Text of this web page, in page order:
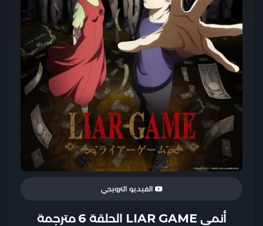
الفيديو الترويجي
أنمي LIAR GAME الحلقة 6 مترجمة